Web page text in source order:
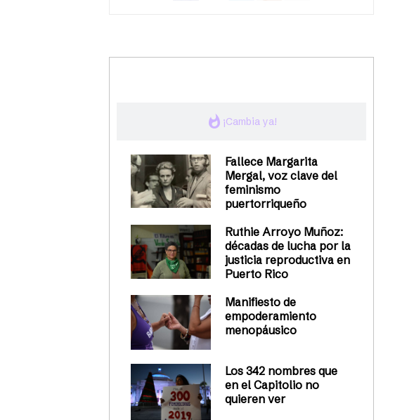
whatshot ¡Cambia ya!
Fallece Margarita
Mergal, voz clave del
feminismo
puertorriqueño
Ruthie Arroyo Muñoz:
décadas de lucha por la
justicia reproductiva en
Puerto Rico
Manifiesto de
empoderamiento
menopáusico
Los 342 nombres que
en el Capitolio no
quieren ver